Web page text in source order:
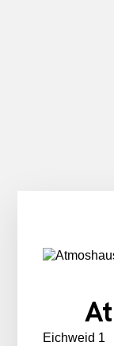
Eichweid 1